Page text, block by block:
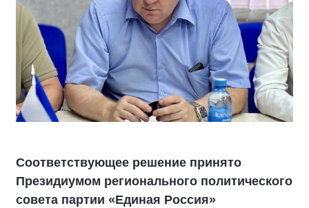
Соответствующее решение принято
Президиумом регионального политического
совета партии «Единая Россия»